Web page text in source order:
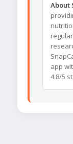
About
app
4.8/5